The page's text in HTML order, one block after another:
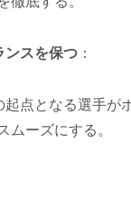
ンスを保つ ：
点となる選手が
ムーズにする。